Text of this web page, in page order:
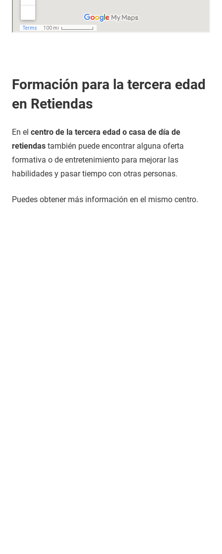
Formación para la tercera edad
en Retiendas
En el centro de la tercera edad o casa de día de
retiendas también puede encontrar alguna oferta
formativa o de entretenimiento para mejorar las
habilidades y pasar tiempo con otras personas.
Puedes obtener más información en el mismo centro.